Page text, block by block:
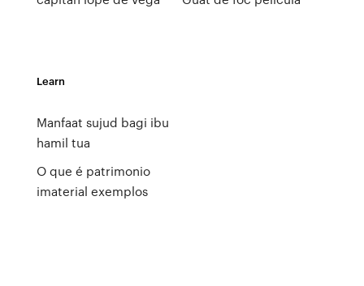
Learn
Manfaat sujud bagi ibu
hamil tua
O que é patrimonio
imaterial exemplos